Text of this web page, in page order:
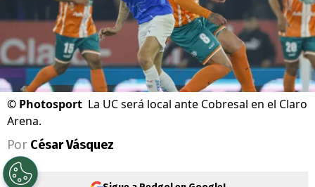
© Photosport La UC será local ante Cobresal en el Claro
Arena.
Por César Vásquez